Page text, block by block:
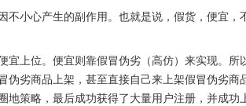
不小心产生的副作用。也就是说，假货，便宜，
上位。便宜则靠假冒伪劣（高仿）来实现。所
伪劣商品上架，甚至直接自己来上架假冒伪劣商
策略，最后成功获得了大量用户注册，并成功